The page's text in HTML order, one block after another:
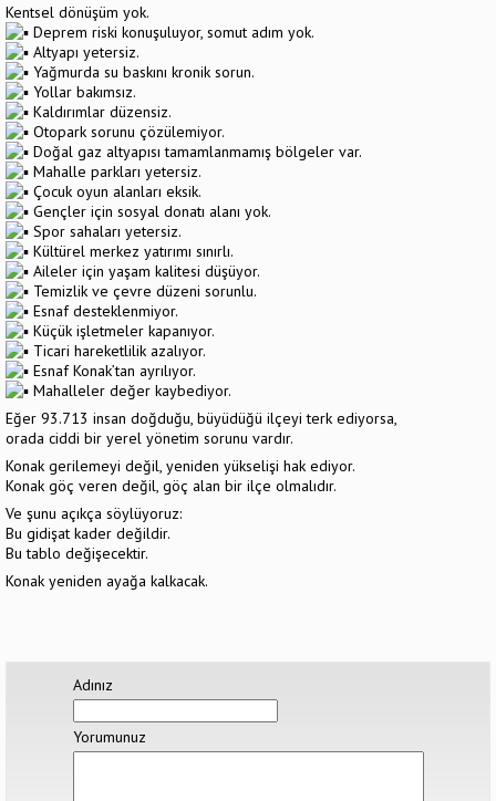
Kentsel dönüşüm yok.
Deprem riski konuşuluyor, somut adım yok.
Altyapı yetersiz.
Yağmurda su baskını kronik sorun.
Yollar bakımsız.
Kaldırımlar düzensiz.
Otopark sorunu çözülemiyor.
Doğal gaz altyapısı tamamlanmamış bölgeler var.
Mahalle parkları yetersiz.
Çocuk oyun alanları eksik.
Gençler için sosyal donatı alanı yok.
Spor sahaları yetersiz.
Kültürel merkez yatırımı sınırlı.
Aileler için yaşam kalitesi düşüyor.
Temizlik ve çevre düzeni sorunlu.
Esnaf desteklenmiyor.
Küçük işletmeler kapanıyor.
Ticari hareketlilik azalıyor.
Esnaf Konak’tan ayrılıyor.
Mahalleler değer kaybediyor.
Eğer 93.713 insan doğduğu, büyüdüğü ilçeyi terk ediyorsa,
orada ciddi bir yerel yönetim sorunu vardır.
Konak gerilemeyi değil, yeniden yükselişi hak ediyor.
Konak göç veren değil, göç alan bir ilçe olmalıdır.
Ve şunu açıkça söylüyoruz:
Bu gidişat kader değildir.
Bu tablo değişecektir.
Konak yeniden ayağa kalkacak.
Adınız
Yorumunuz